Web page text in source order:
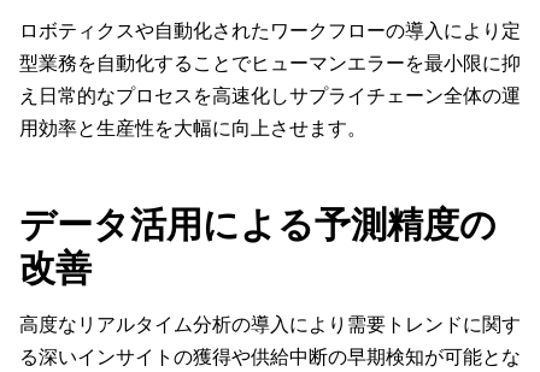
ロボティクスや自動化されたワークフローの導入により定
型業務を自動化することでヒューマンエラーを最小限に抑
え日常的なプロセスを高速化しサプライチェーン全体の運
用効率と生産性を大幅に向上させます。
データ活用による予測精度の
改善
高度なリアルタイム分析の導入により需要トレンドに関す
る深いインサイトの獲得や供給中断の早期検知が可能とな